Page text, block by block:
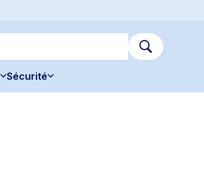
Sécurité